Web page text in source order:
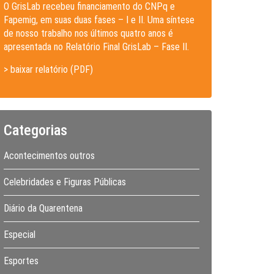
O GrisLab recebeu financiamento do CNPq e
Fapemig, em suas duas fases – I e II. Uma síntese
de nosso trabalho nos últimos quatro anos é
apresentada no Relatório Final GrisLab – Fase II.
> baixar relatório (PDF)
Categorias
Acontecimentos outros
Celebridades e Figuras Públicas
Diário da Quarentena
Especial
Esportes